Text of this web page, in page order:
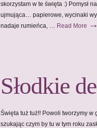
skorzystam w te święta :) Pomysł
ujmująca… papierowe, wycinaki
nadaje rumieńca, … Read More →
Słodkie
Święta tuż tuż!! Powoli tworzymy w
szukając czym by tu w tym roku